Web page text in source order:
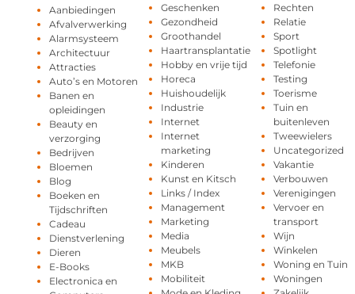
Aanbiedingen
Afvalverwerking
Alarmsysteem
Architectuur
Attracties
Auto’s en Motoren
Banen en
opleidingen
Beauty en
verzorging
Bedrijven
Bloemen
Blog
Boeken en
Tijdschriften
Cadeau
Dienstverlening
Dieren
E-Books
Electronica en
Geschenken
Gezondheid
Groothandel
Haartransplantatie
Hobby en vrije tijd
Horeca
Huishoudelijk
Industrie
Internet
Internet
marketing
Kinderen
Kunst en Kitsch
Links / Index
Management
Marketing
Media
Meubels
MKB
Mobiliteit
Rechten
Relatie
Sport
Spotlight
Telefonie
Testing
Toerisme
Tuin en
buitenleven
Tweewielers
Uncategorized
Vakantie
Verbouwen
Verenigingen
Vervoer en
transport
Wijn
Winkelen
Woning en Tuin
Woningen